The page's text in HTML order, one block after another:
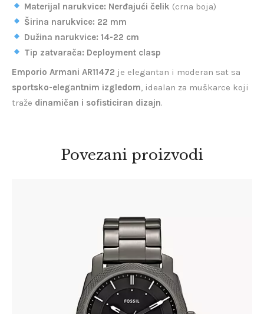
Materijal narukvice: Nerđajući čelik (crna boja)
Širina narukvice: 22 mm
Dužina narukvice: 14-22 cm
Tip zatvarača: Deployment clasp
Emporio Armani AR11472 je elegantan i moderan sat sa
sportsko-elegantnim izgledom, idealan za muškarce koji
traže dinamičan i sofisticiran dizajn.
Povezani proizvodi
FOSSIL FS4774